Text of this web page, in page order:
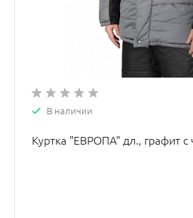
В наличии
Куртка "ЕВРОПА" дл., графит